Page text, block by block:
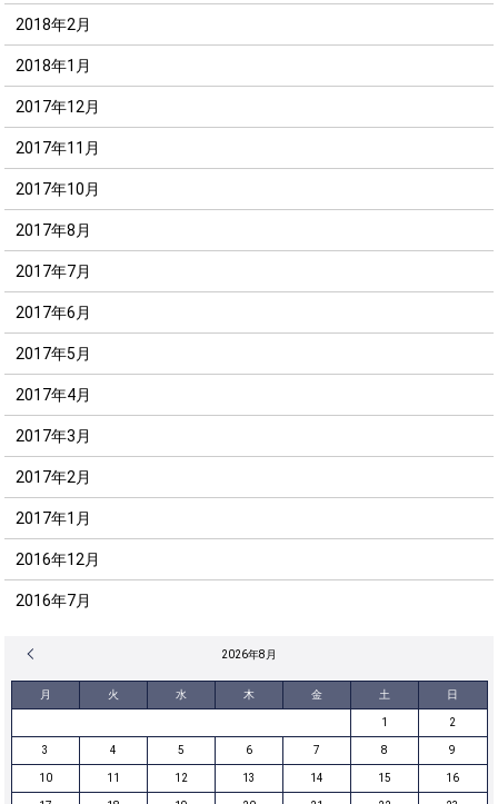
2018年2月
2018年1月
2017年12月
2017年11月
2017年10月
2017年8月
2017年7月
2017年6月
2017年5月
2017年4月
2017年3月
2017年2月
2017年1月
2016年12月
2016年7月
2026年8月
月 火 水 木 金 土 日
1 2
3 4 5 6 7 8 9
10 11 12 13 14 15 16